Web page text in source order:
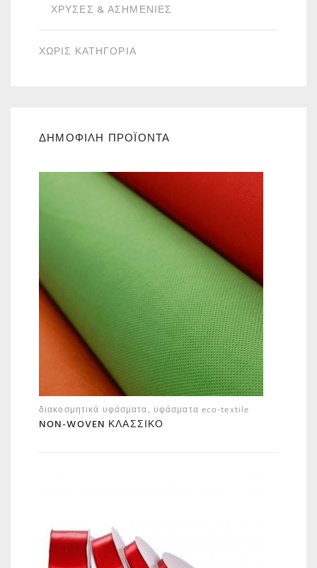
ΧΡΥΣΈΣ & ΑΣΗΜΈΝΙΕΣ
ΧΩΡΙΣ ΚΑΤΗΓΟΡΙΑ
ΔΗΜΟΦΙΛΗ ΠΡΟΪΟΝΤΑ
διακοσμητικά υφάσματα, υφάσματα eco-textile
NON-WOVEN ΚΛΑΣΣΙΚΌ